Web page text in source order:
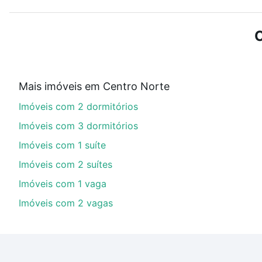
Use barra de busca no topo para pesquisar por
ou sem vaga de garagem para combinar
Imóveis com 1 quarto à venda em Centro Norte,
Aqui na Loft temos a oferta ideal para você, com
financiamento imobiliário as parcelas podem se
portal quanto custa comprar um apartamento
Mais imóveis em Centro Norte
Imóveis com 2 dormitórios
Imóveis com 3 dormitórios
Imóveis com 1 suíte
Imóveis com 2 suítes
Imóveis com 1 vaga
Imóveis com 2 vagas